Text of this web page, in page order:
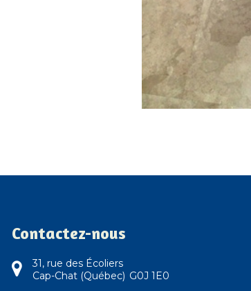
Contactez-nous
31, rue des Écoliers
Cap-Chat (Québec) G0J 1E0